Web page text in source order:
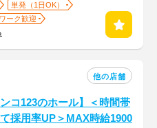
単発（1日OK）
ーク歓迎
他の店舗
ンコ123のホール】＜時間帯
採用率UP＞MAX時給1900